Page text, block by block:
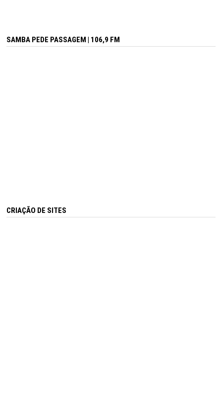
SAMBA PEDE PASSAGEM | 106,9 FM
CRIAÇÃO DE SITES